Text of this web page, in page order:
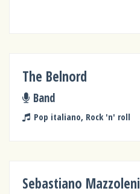
The Belnord
Band
Pop italiano, Rock 'n' roll
Sebastiano Mazzoleni